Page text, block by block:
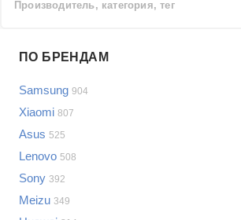
Производитель, категория, тег
Samsung
LG
Sony
Bosch
Asus
Lenovo
Показать еще
ПО БРЕНДАМ
Samsung 904
Xiaomi 807
Asus 525
Lenovo 508
Sony 392
Meizu 349